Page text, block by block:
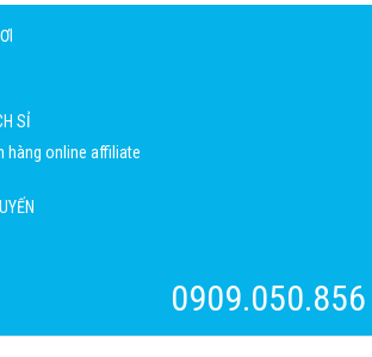
SỈ
hàng online affiliate
0909.050.856